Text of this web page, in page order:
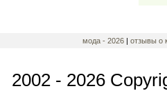
мода - 2026 | отзывы о
2002 - 2026